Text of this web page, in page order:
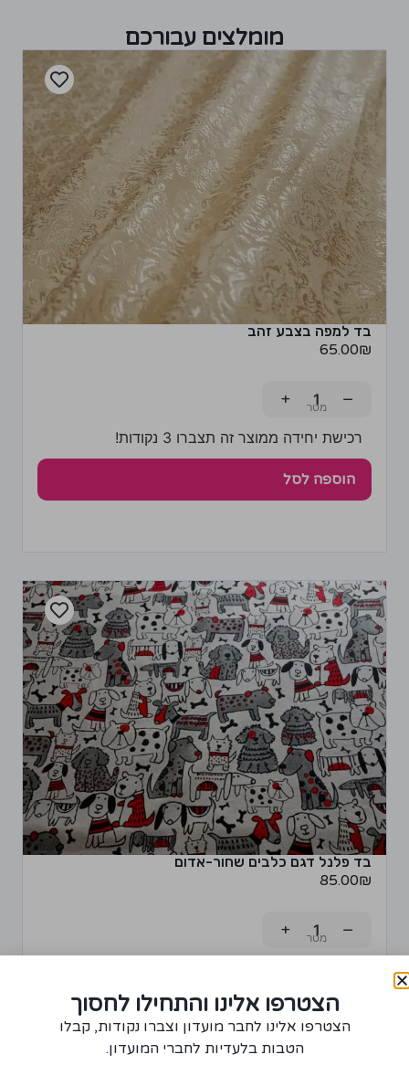
מומלצים עבורכם
בד למפה בצבע זהב
65.00₪
−
+
רכישת יחידה ממוצר זה תצברו 3 נקודות!
הוספה לסל
בד פלנל דגם כלבים שחור-אדום
85.00₪
−
+
הוספה לסל
הצטרפו אלינו והתחילו לחסוך
הצטרפו אלינו לחבר מועדון וצברו נקודות, קבלו
הטבות בלעדיות לחברי המועדון.